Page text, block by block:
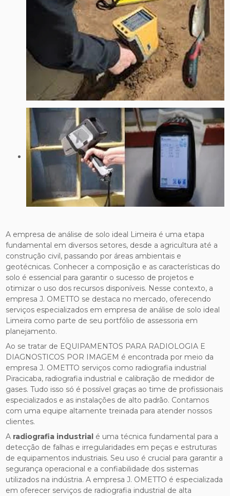
A empresa de análise de solo ideal Limeira é uma etapa
fundamental em diversos setores, desde a agricultura até a
construção civil, passando por áreas ambientais e
geotécnicas. Conhecer a composição e as características do
solo é essencial para garantir o sucesso de projetos e
otimizar o uso dos recursos disponíveis. Nesse contexto, a
empresa J. OMETTO se destaca no mercado, oferecendo
serviços especializados em empresa de análise de solo ideal
Limeira como parte de seu portfólio de assessoria em
planejamento.
Ao se tratar de EQUIPAMENTOS PARA RADIOLOGIA E
DIAGNOSTICOS POR IMAGEM é encontrada por meio da
empresa J. OMETTO serviços como radiografia industrial
Piracicaba, radiografia industrial e calibração de medidor de
gases. Tudo isso só é possível graças ao time de profissionais
especializados e as instalações de alto padrão. Contamos
com uma equipe altamente treinada para atender nossos
clientes.
A radiografia industrial é uma técnica fundamental para a
detecção de falhas e irregularidades em peças e estruturas
de equipamentos industriais. Seu uso é crucial para garantir a
segurança operacional e a confiabilidade dos sistemas
utilizados na indústria. A empresa J. OMETTO é especializada
em oferecer serviços de radiografia industrial de alta